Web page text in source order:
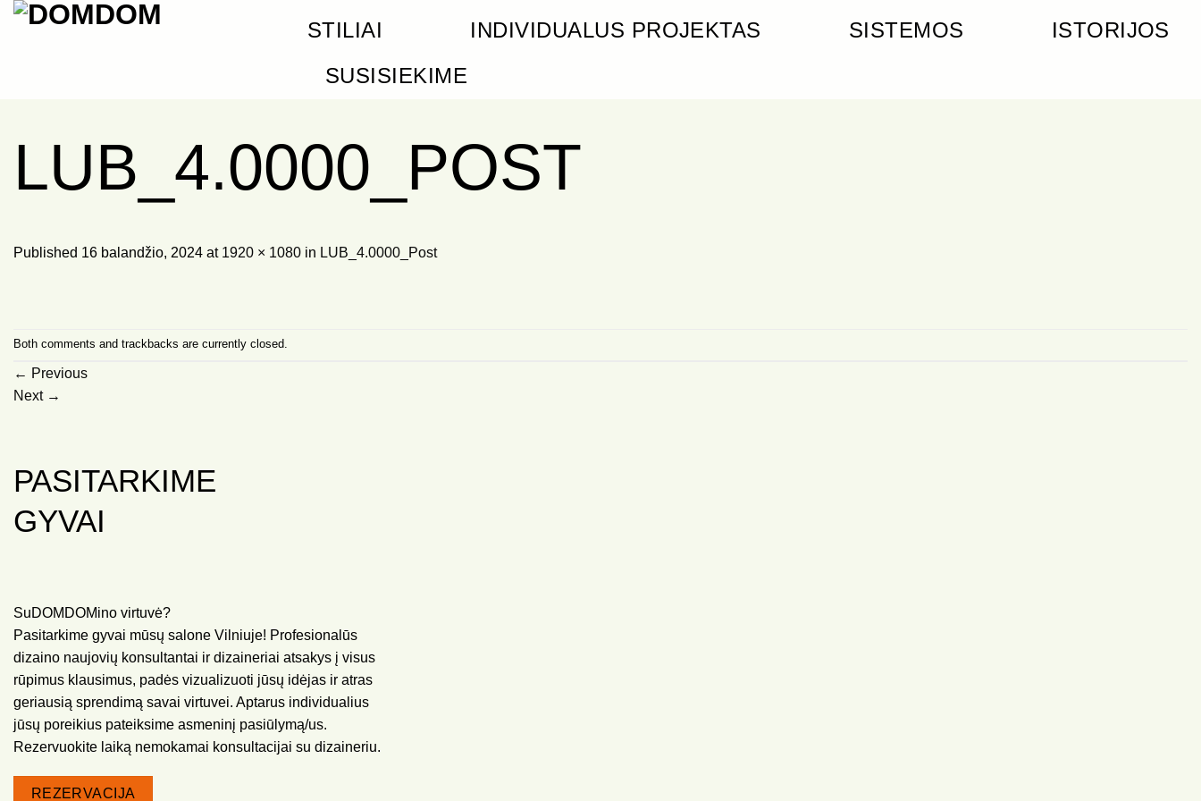
Skip
STILIAI INDIVIDUALUS PROJEKTAS SISTEMOS
ISTORIJOS
SUSISIEKIME
LUB_4.0000_POST
Published 16 balandžio, 2024 at 1920 × 1080 in LUB_4.0000_Post
Both comments and trackbacks are currently closed.
← Previous
Next →
PASITARKIME
GYVAI
SuDOMDOMino virtuvė?
Pasitarkime gyvai mūsų salone Vilniuje! Profesionalūs
dizaino naujovių konsultantai ir dizaineriai atsakys į visus
rūpimus klausimus, padės vizualizuoti jūsų idėjas ir atras
geriausią sprendimą savai virtuvei. Aptarus individualius
jūsų poreikius pateiksime asmeninį pasiūlymą/us.
Rezervuokite laiką nemokamai konsultacijai su dizaineriu.
REZERVACIJA